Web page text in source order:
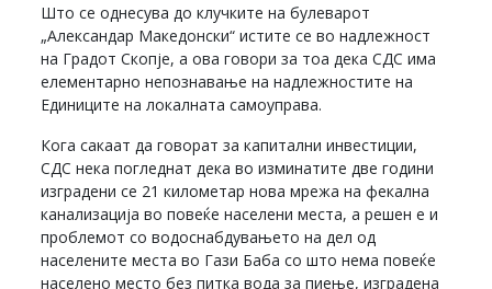
Што се однесува до клучките на булеварот
„Александар Македонски“ истите се во надлежност
на Градот Скопје, а ова говори за тоа дека СДС има
елементарно непознавање на надлежностите на
Единиците на локалната самоуправа.
Кога сакаат да говорат за капитални инвестиции,
СДС нека погледнат дека во изминатите две години
изградени се 21 километар нова мрежа на фекална
канализација во повеќе населени места, а решен е и
проблемот со водоснабдувањето на дел од
населените места во Гази Баба со што нема повеќе
населено место без питка вода за пиење, изградена